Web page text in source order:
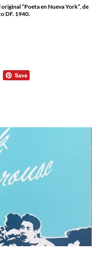
“Poeta en Nueva York”, de
DF. 1940.